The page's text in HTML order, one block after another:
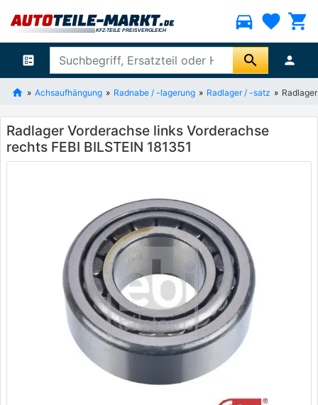
directions_car favorite shopping_cart
ballot search person
Achsaufhängung Radnabe / -lagerung Radlager / -satz
Radlager Vorderachse links Vorderachse
rechts FEBI BILSTEIN 181351